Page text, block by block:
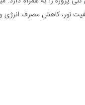
نور، کاهش مصرف